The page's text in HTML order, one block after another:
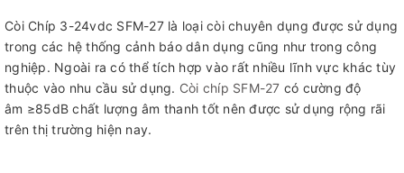
Còi Chíp 3-24vdc SFM-27 là loại còi chuyên dụng được sử dụng
trong các hệ thống cảnh báo dân dụng cũng như trong công
nghiệp. Ngoài ra có thể tích hợp vào rất nhiều lĩnh vực khác tùy
thuộc vào nhu cầu sử dụng. Còi chíp SFM-27 có cường độ
âm ≥85dB chất lượng âm thanh tốt nên được sử dụng rộng rãi
trên thị trường hiện nay.